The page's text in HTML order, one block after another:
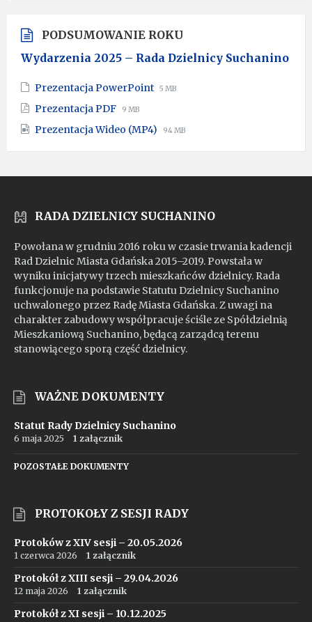
PODSUMOWANIE ROKU
Wydarzenia 2025 – Rada Dzielnicy Suchanino
Prezentacja PowerPoint File
File
5 MB
Prezentacja PDF File
pdf
File
9 MB
Prezentacja Wideo (MP4) File
mp4
File
94 MB
RADA DZIELNICY SUCHANINO
Powołana w grudniu 2016 roku w czasie trwania kadencji
Rad Dzielnic Miasta Gdańska 2015–2019. Powstała w
wyniku inicjatywy trzech mieszkańców dzielnicy. Rada
funkcjonuje na podstawie Statutu Dzielnicy Suchanino
uchwalonego przez Radę Miasta Gdańska. Z uwagi na
charakter zabudowy współpracuje ściśle ze Spółdzielnią
Mieszkaniową Suchanino, będącą zarządcą terenu
stanowiącego sporą część dzielnicy.
WAŻNE DOKUMENTY
Statut Rady Dzielnicy Suchanino
6 maja 2025 1 załącznik
POZOSTAŁE DOKUMENTY
PROTOKOŁY Z SESJI RADY
Protoków z XIV sesji – 20.05.2026
1 czerwca 2026 1 załącznik
Protokół z XIII sesji – 29.04.2026
12 maja 2026 1 załącznik
Protokół z XI sesji – 10.12.2025